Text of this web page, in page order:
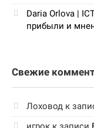
Daria Orlova |
прибыли и
Свежие
Лоховод к